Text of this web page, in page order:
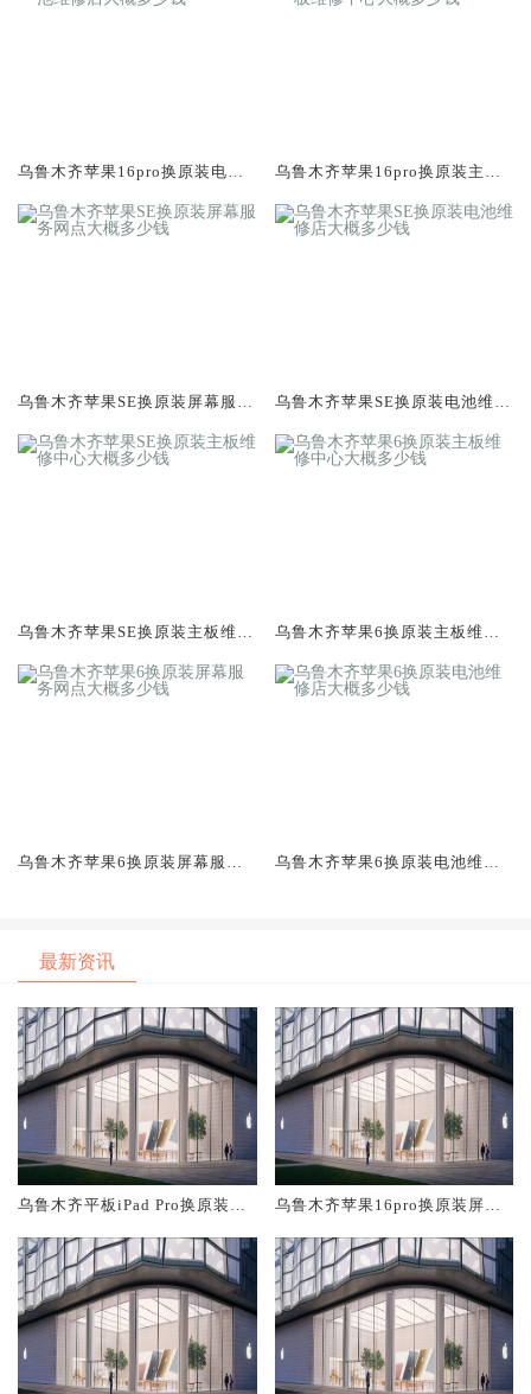
乌鲁木齐苹果16pro换原装电池
乌鲁木齐苹果16pro换原装主板
乌鲁木齐苹果SE换原装屏幕服务
乌鲁木齐苹果SE换原装电池维修
乌鲁木齐苹果SE换原装主板维修
乌鲁木齐苹果6换原装主板维修
乌鲁木齐苹果6换原装屏幕服务
乌鲁木齐苹果6换原装电池维修
最新资讯
乌鲁木齐平板iPad Pro换原装屏
乌鲁木齐苹果16pro换原装屏幕